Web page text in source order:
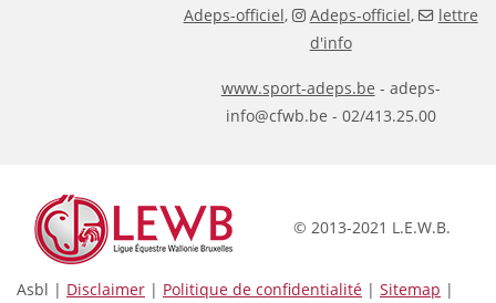
Adeps-officiel, Adeps-officiel,
lettre
d'info
www.sport-adeps.be - adeps-
info@cfwb.be - 02/413.25.00
© 2013-2021 L.E.W.B.
Asbl | Disclaimer | Politique de confidentialité | Sitemap |